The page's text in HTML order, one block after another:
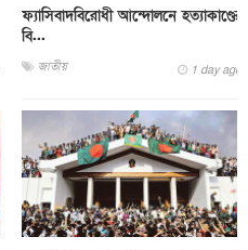
ফ্যাসিবাদবিরোধী আন্দোলনে হত্যাকাণ্ডের
বি...
জাতীয় 1 day ago